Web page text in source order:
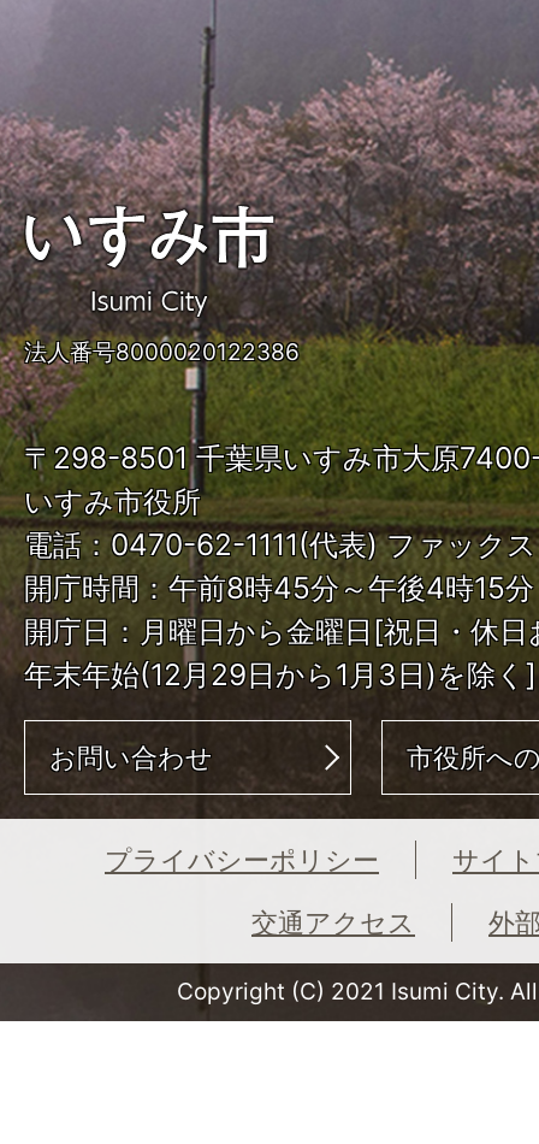
い
す
み
市
ISUMI
City
法人番号8000020122386
〒298-8501 千葉県いすみ市大原
いすみ市役所
電話：0470-62-1111(代表) ファック
開庁時間：午前8時45分～午後4時15分
開庁日：月曜日から金曜日[祝日・休日
年末年始(12月29日から1月3日)を除く]
お問い合わせ 市役所へ
プライバシーポリシー
サイ
交通アクセス
外
Copyright (C) 2021 Isumi City.